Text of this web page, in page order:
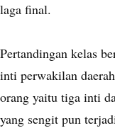
laga final.
Pertandingan kelas
inti perwakilan
orang yaitu tiga inti
yang sengit pun